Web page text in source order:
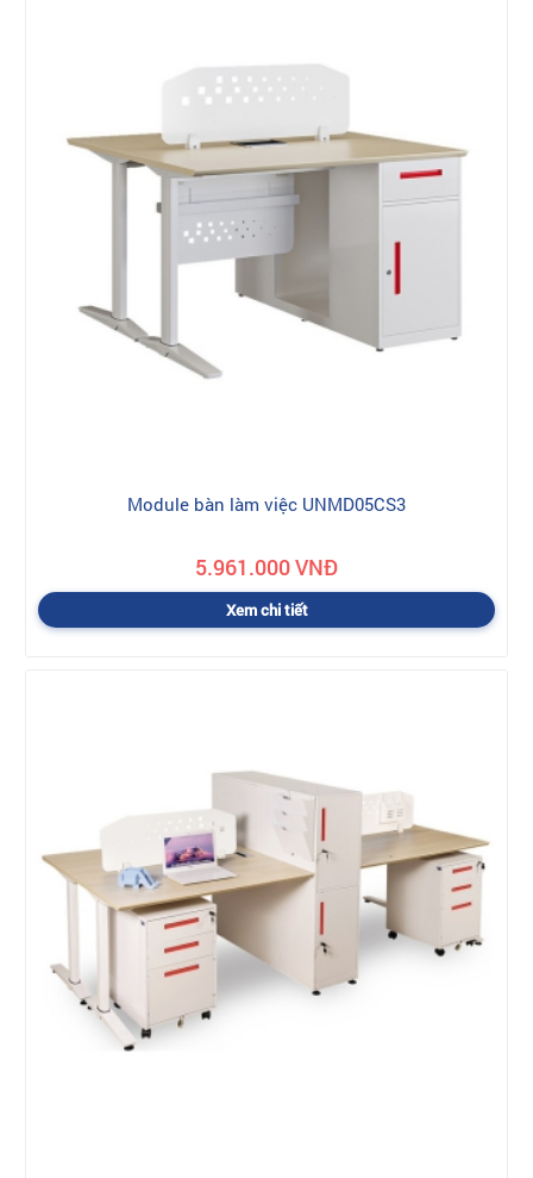
Module bàn làm việc UNMD05CS3
5.961.000 VNĐ
Xem chi tiết